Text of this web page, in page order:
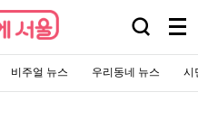
검
창
열
기
메
뉴
전
체
보
비주얼 뉴스 우리동네 뉴스 시